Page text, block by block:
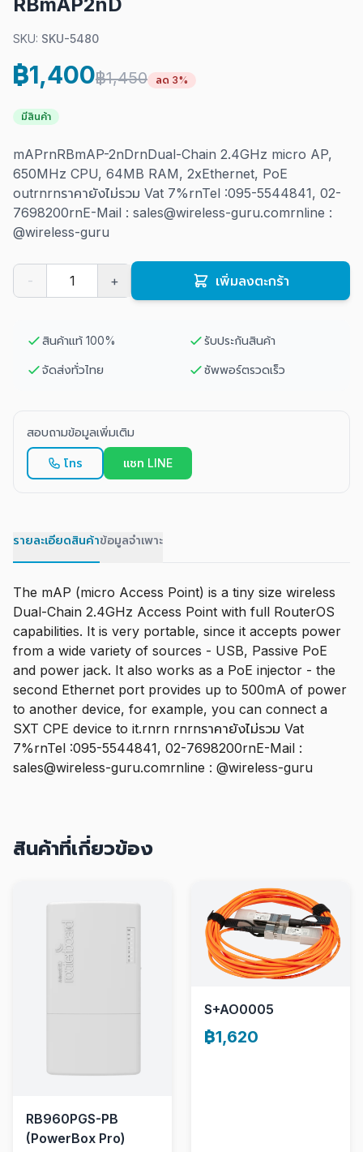
SKU: SKU-5480
฿1,400฿1,450 ลด 3%
มีสินค้า
mAPrnRBmAP-2nDrnDual-Chain 2.4GHz micro AP,
650MHz CPU, 64MB RAM, 2xEthernet, PoE
outrnrnราคายังไม่รวม Vat 7%rnTel :095-5544841, 02-
7698200rnE-Mail : sales@wireless-guru.comrnline :
@wireless-guru
- + เพิ่มลงตะกร้า
สินค้าแท้ 100% รับประกันสินค้า
จัดส่งทั่วไทย ซัพพอร์ตรวดเร็ว
สอบถามข้อมูลเพิ่มเติม
โทร แชท LINE
รายละเอียดสินค้าข้อมูลจำเพาะ
The mAP (micro Access Point) is a tiny size wireless
Dual-Chain 2.4GHz Access Point with full RouterOS
capabilities. It is very portable, since it accepts power
from a wide variety of sources - USB, Passive PoE
and power jack. It also works as a PoE injector - the
second Ethernet port provides up to 500mA of power
to another device, for example, you can connect a
SXT CPE device to it.rnrn rnrnราคายังไม่รวม Vat
7%rnTel :095-5544841, 02-7698200rnE-Mail :
sales@wireless-guru.comrnline : @wireless-guru
สินค้าที่เกี่ยวข้อง
RB960PGS-PB
(PowerBox Pro)
S+AO0005
฿1,620